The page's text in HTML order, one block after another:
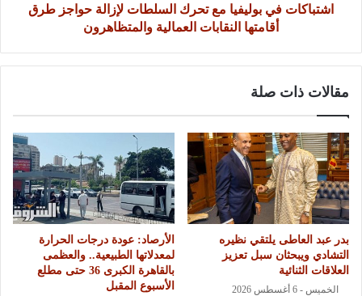
اشتباكات في بوليفيا مع تحرك السلطات لإزالة حواجز طرق
أقامتها النقابات العمالية والمتظاهرون
مقالات ذات صلة
بدر عبد العاطى يلتقي نظيره
التشادي ويبحثان سبل تعزيز
العلاقات الثنائية
الخميس - 6 أغسطس 2026
الأرصاد: عودة درجات الحرارة
لمعدلاتها الطبيعية.. والعظمى
بالقاهرة الكبرى 36 حتى مطلع
الأسبوع المقبل